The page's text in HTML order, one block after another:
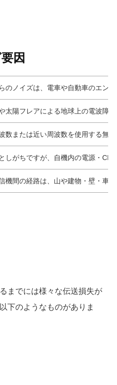
因
のノイズは、電車や自動車のエン
太陽フレアによる地球上の電波障
数または近い周波数を使用する無
しがちですが、自機内の電源・
機間の経路は、山や建物・壁・車
までには様々な伝送損失が
下のようなものがありま